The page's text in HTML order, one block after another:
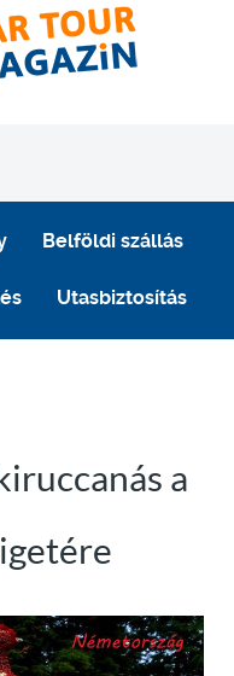
Belföldi szállás
Utasbiztosítás
a